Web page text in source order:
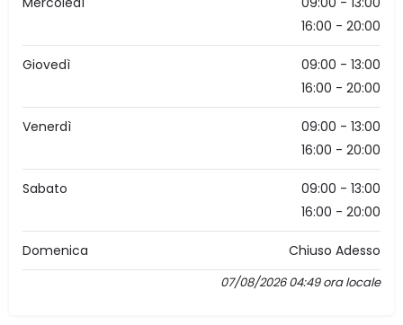
16:00 - 20:00
Giovedì
09:00 - 13:00
16:00 - 20:00
Venerdì
09:00 - 13:00
16:00 - 20:00
Sabato
09:00 - 13:00
16:00 - 20:00
Domenica Chiuso Adesso
07/08/2026 04:49 ora locale